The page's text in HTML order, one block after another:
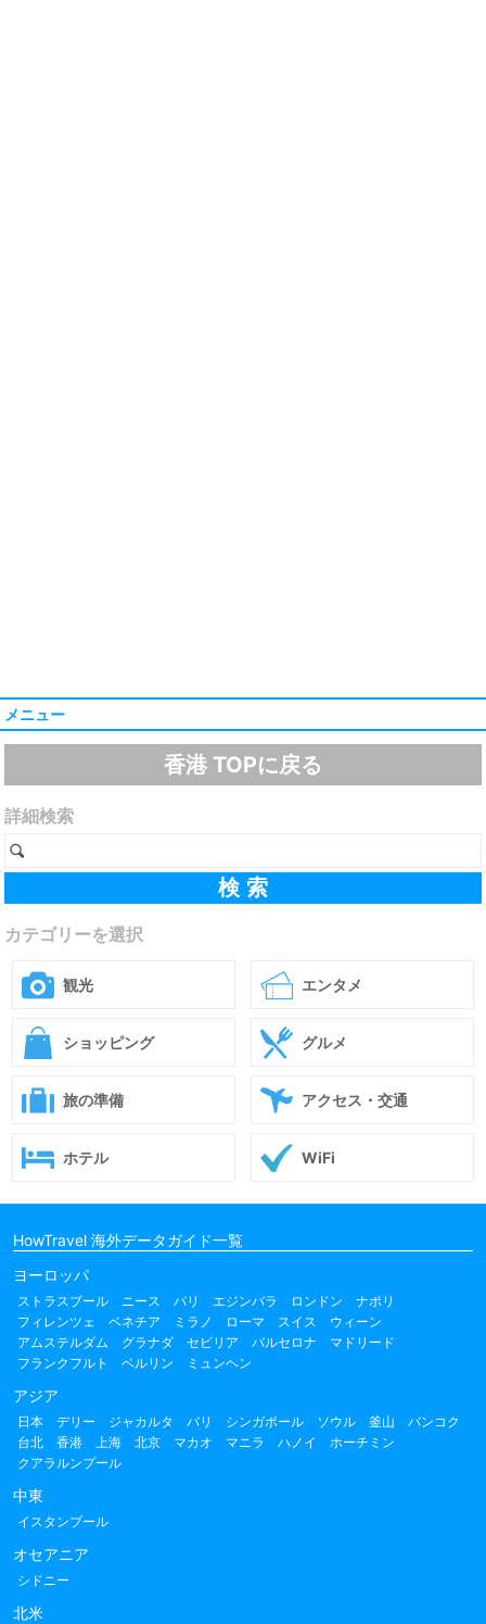
メニュー
香港 TOPに戻る
詳細検索
カテゴリーを選択
観光 エンタメ
ショッピング グルメ
旅の準備 アクセス・交通
ホテル WiFi
HowTravel 海外データガイド一覧
ヨーロッパ
ストラスブール ニース パリ エジンバラ ロンドン
ナポリ
フィレンツェ
ベネチア ミラノ ローマ スイス
ウィーン
アムステルダム
グラナダ セビリア バルセロナ
マドリード
フランクフルト
ベルリン ミュンヘン
アジア
日本 デリー ジャカルタ バリ シンガポール ソウル 釜山
バンコク
台北
香港 上海 北京 マカオ マニラ ハノイ
ホーチミン
クアラルンプール
中東
イスタンブール
オセアニア
シドニー
北米